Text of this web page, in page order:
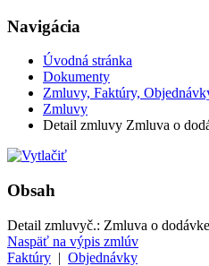
Navigácia
Úvodná stránka
Dokumenty
Zmluvy, Faktúry,
Zmluvy
Detail zmluvy Zmluva o
Obsah
Detail zmluvyč.: Zmluva o
Naspäť na výpis zmlúv
Faktúry | Objednávky